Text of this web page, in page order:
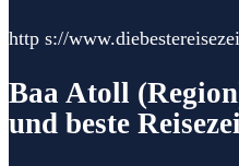
http s://
Baa Atoll
und beste